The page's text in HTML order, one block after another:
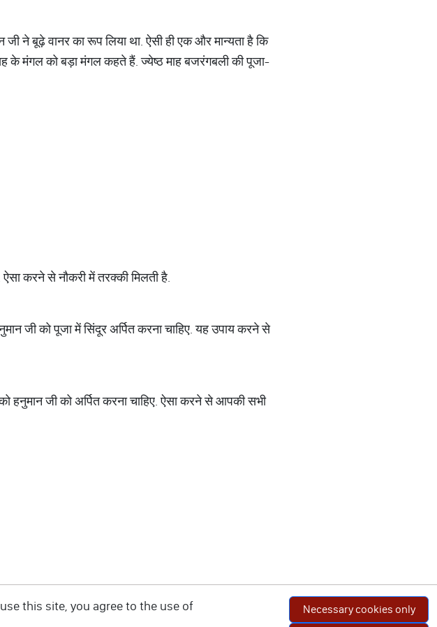
ने बूढ़े वानर का रूप लिया था. ऐसी ही एक और मान्यता है कि
के मंगल को बड़ा मंगल कहते हैं. ज्येष्ठ माह बजरंगबली की पूजा-
ऐसा करने से नौकरी में तरक्की मिलती है.
जी को पूजा में सिंदूर अर्पित करना चाहिए. यह उपाय करने से
जी को अर्पित करना चाहिए. ऐसा करने से आपकी सभी
this site, you agree to the use of
Necessary cookies only